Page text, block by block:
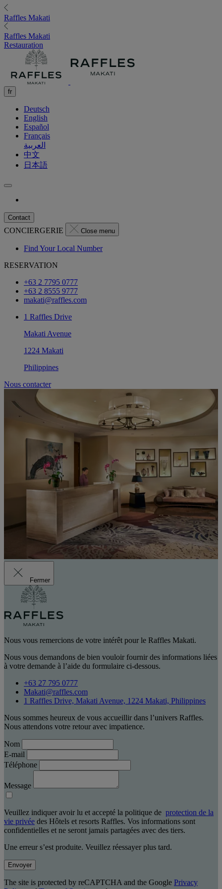
Raffles Makati
Raffles Makati
Restauration
fr
Deutsch
English
Español
Français
العربية
中文
日本語
Contact
CONCIERGERIE Close menu
Find Your Local Number
RESERVATION
+63 2 7795 0777
+63 2 8555 9777
makati@raffles.com
1 Raffles Drive
Makati Avenue
1224 Makati
Philippines
Nous contacter
Fermer
Nous vous remercions de votre intérêt pour le Raffles Makati.
Nous vous demandons de bien vouloir fournir des informations liées
à votre demande à l’aide du formulaire ci-dessous.
+63 27 795 0777
Makati@raffles.com
1 Raffles Drive, Makati Avenue, 1224 Makati, Philippines
Nous sommes heureux de vous accueillir dans l’univers Raffles.
Nous attendons votre retour avec impatience.
Nom
E-mail
Téléphone
Message
Veuillez indiquer avoir lu et accepté la politique de protection de la
vie privée des Hôtels et resorts Raffles. Vos informations sont
confidentielles et ne seront jamais partagées avec des tiers.
Une erreur s’est produite. Veuillez réessayer plus tard.
Envoyer
The site is protected by reCAPTCHA and the Google Privacy